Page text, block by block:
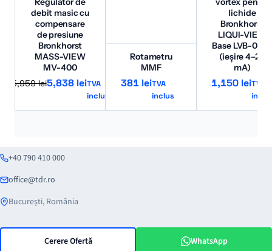
debit masic cu
compensare
de presiune
Bronkhorst
MASS-VIEW
MV-400
5,959lei
Prețul
a
5,838 lei
Prețul
curent
este:
TVA
inclus
Rotametru
MMF
381 leiTVA
inclus
lichide
Bronkhorst
LIQUI-VIEW
Base LVB-06-A
(ieșire 4–20
mA)
1,150 leiTVA
+40 790 410 000
office@tdr.ro
București, România
Cerere Ofertă WhatsApp